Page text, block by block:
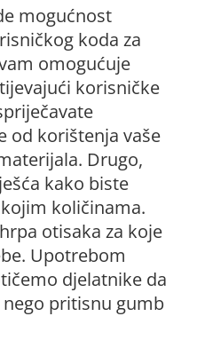
mogućnost
koda za
omogućuje
korisničke
od korištenja vaše
Drugo,
kako biste
količinama.
otisaka za koje
Upotrebom
djelatnike da
pritisnu gumb